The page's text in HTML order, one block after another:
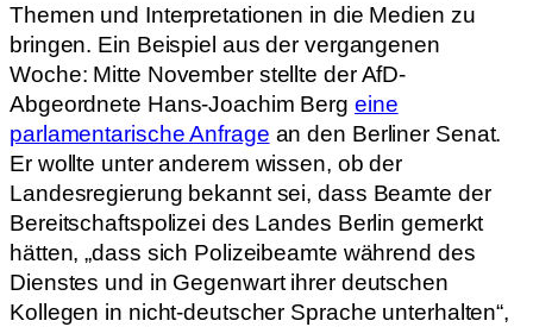
Themen und Interpretationen in die Medien zu
bringen. Ein Beispiel aus der vergangenen
Woche: Mitte November stellte der AfD-
Abgeordnete Hans-Joachim Berg eine
parlamentarische Anfrage an den Berliner Senat.
Er wollte unter anderem wissen, ob der
Landesregierung bekannt sei, dass Beamte der
Bereitschaftspolizei des Landes Berlin gemerkt
hätten, „dass sich Polizeibeamte während des
Dienstes und in Gegenwart ihrer deutschen
Kollegen in nicht-deutscher Sprache unterhalten“,